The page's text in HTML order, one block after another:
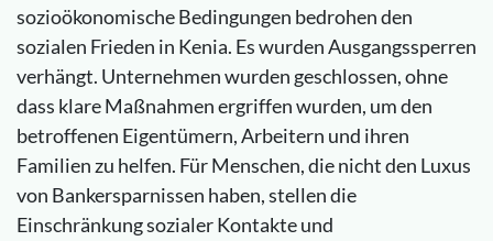
sozioökonomische Bedingungen bedrohen den
sozialen Frieden in Kenia. Es wurden Ausgangssperren
verhängt. Unternehmen wurden geschlossen, ohne
dass klare Maßnahmen ergriffen wurden, um den
betroffenen Eigentümern, Arbeitern und ihren
Familien zu helfen. Für Menschen, die nicht den Luxus
von Bankersparnissen haben, stellen die
Einschränkung sozialer Kontakte und